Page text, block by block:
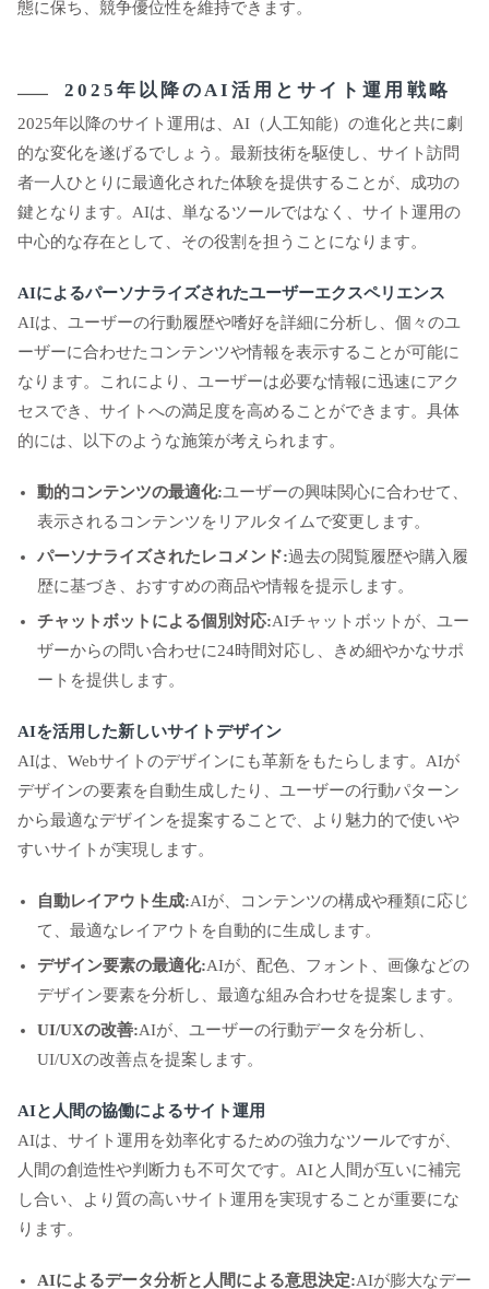
態に保ち、競争優位性を維持できます。
2025年以降のAI活用とサイト運用戦略
2025年以降のサイト運用は、AI（人工知能）の進化と共に劇
的な変化を遂げるでしょう。最新技術を駆使し、サイト訪問
者一人ひとりに最適化された体験を提供することが、成功の
鍵となります。AIは、単なるツールではなく、サイト運用の
中心的な存在として、その役割を担うことになります。
AIによるパーソナライズされたユーザーエクスペリエンス
AIは、ユーザーの行動履歴や嗜好を詳細に分析し、個々のユ
ーザーに合わせたコンテンツや情報を表示することが可能に
なります。これにより、ユーザーは必要な情報に迅速にアク
セスでき、サイトへの満足度を高めることができます。具体
的には、以下のような施策が考えられます。
動的コンテンツの最適化:ユーザーの興味関心に合わせて、
表示されるコンテンツをリアルタイムで変更します。
パーソナライズされたレコメンド:過去の閲覧履歴や購入履
歴に基づき、おすすめの商品や情報を提示します。
チャットボットによる個別対応:AIチャットボットが、ユー
ザーからの問い合わせに24時間対応し、きめ細やかなサポ
ートを提供します。
AIを活用した新しいサイトデザイン
AIは、Webサイトのデザインにも革新をもたらします。AIが
デザインの要素を自動生成したり、ユーザーの行動パターン
から最適なデザインを提案することで、より魅力的で使いや
すいサイトが実現します。
自動レイアウト生成:AIが、コンテンツの構成や種類に応じ
て、最適なレイアウトを自動的に生成します。
デザイン要素の最適化:AIが、配色、フォント、画像などの
デザイン要素を分析し、最適な組み合わせを提案します。
UI/UXの改善:AIが、ユーザーの行動データを分析し、
UI/UXの改善点を提案します。
AIと人間の協働によるサイト運用
AIは、サイト運用を効率化するための強力なツールですが、
人間の創造性や判断力も不可欠です。AIと人間が互いに補完
し合い、より質の高いサイト運用を実現することが重要にな
ります。
AIによるデータ分析と人間による意思決定:AIが膨大なデー